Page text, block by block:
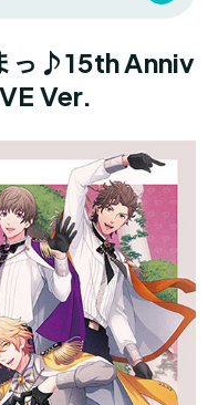
っ♪15th Anniv
Ver.